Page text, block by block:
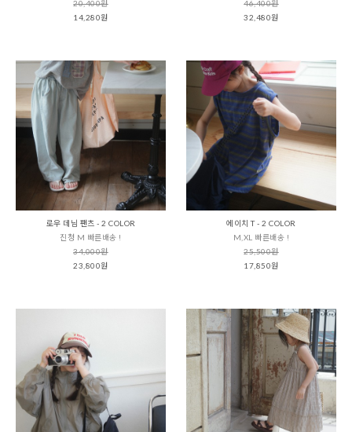
20,400원
14,280원
46,400원
32,480원
로우 데님 팬츠 - 2 COLOR
진청 M 빠른배송 !
34,000원
23,800원
에이치 T - 2 COLOR
M,XL 빠른배송 !
25,500원
17,850원